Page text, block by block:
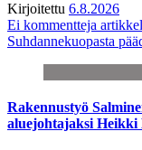
Kirjoitettu 6.8.2026
Ei kommentteja
Suhdannekuopasta
Rakennustyö
aluejohtajaksi Heikki